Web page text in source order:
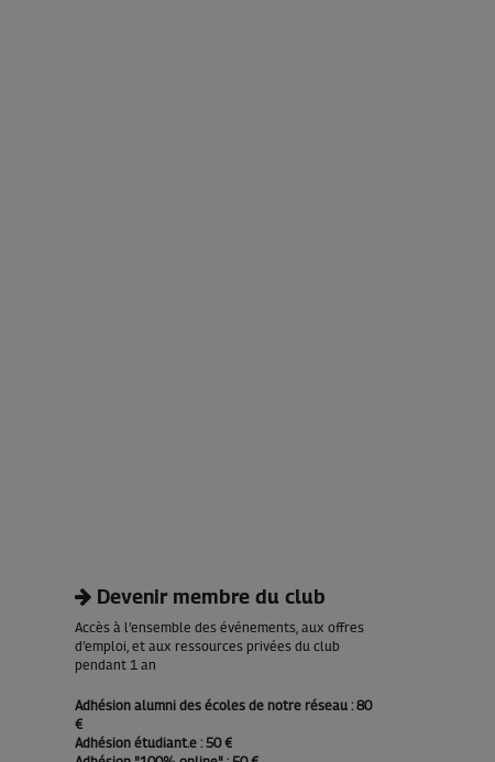
Devenir membre du club
Accès à l’ensemble des événements, aux offres
d’emploi, et aux ressources privées du club
pendant 1 an
Adhésion alumni des écoles de notre réseau : 80
€
Adhésion étudiant.e : 50 €